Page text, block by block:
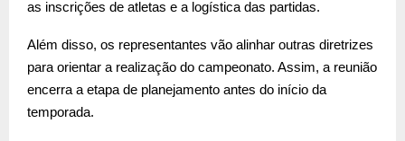
as inscrições de atletas e a logística das partidas.
Além disso, os representantes vão alinhar outras diretrizes
para orientar a realização do campeonato. Assim, a reunião
encerra a etapa de planejamento antes do início da
temporada.